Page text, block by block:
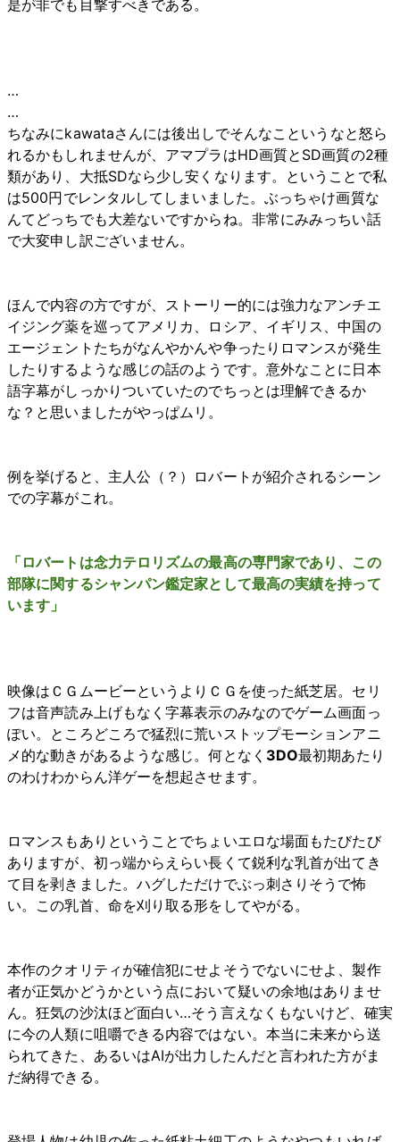
是が非でも目撃すべきである。
…
…
ちなみにkawataさんには後出しでそんなこというなと怒ら
れるかもしれませんが、アマプラはHD画質とSD画質の2種
類があり、大抵SDなら少し安くなります。ということで私
は500円でレンタルしてしまいました。ぶっちゃけ画質な
んてどっちでも大差ないですからね。非常にみみっちい話
で大変申し訳ございません。
ほんで内容の方ですが、ストーリー的には強力なアンチエ
イジング薬を巡ってアメリカ、ロシア、イギリス、中国の
エージェントたちがなんやかんや争ったりロマンスが発生
したりするような感じの話のようです。意外なことに日本
語字幕がしっかりついていたのでちっとは理解できるか
な？と思いましたがやっぱムリ。
例を挙げると、主人公（？）ロバートが紹介されるシーン
での字幕がこれ。
「ロバートは念力テロリズムの最高の専門家であり、この
部隊に関するシャンパン鑑定家として最高の実績を持って
います」
映像はＣＧムービーというよりＣＧを使った紙芝居。セリ
フは音声読み上げもなく字幕表示のみなのでゲーム画面っ
ぽい。ところどころで猛烈に荒いストップモーションアニ
メ的な動きがあるような感じ。何となく 3DO最初期あたり
のわけわからん洋ゲーを想起させます。
ロマンスもありということでちょいエロな場面もたびたび
ありますが、初っ端からえらい長くて鋭利な乳首が出てき
て目を剥きました。ハグしただけでぶっ刺さりそうで怖
い。この乳首、命を刈り取る形をしてやがる。
本作のクオリティが確信犯にせよそうでないにせよ、製作
者が正気かどうかという点において疑いの余地はありませ
ん。狂気の沙汰ほど面白い…そう言えなくもないけど、確実
に今の人類に咀嚼できる内容ではない。本当に未来から送
られてきた、あるいはAIが出力したんだと言われた方がま
だ納得できる。